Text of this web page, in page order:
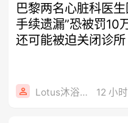
巴黎两名心脏科医
手续遗漏”恐被罚10
还可能被迫关闭诊所
Lotus沐浴陽光 12 小